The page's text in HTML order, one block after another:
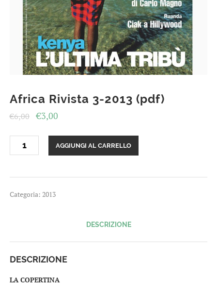
Africa Rivista 3-2013 (pdf)
€6,00 Il
originale
era:
€3,00
attuale
è:
Rivista
3-
(pdf)
AGGIUNGI AL CARRELLO
Categoria: 2013
DESCRIZIONE
DESCRIZIONE
LA COPERTINA